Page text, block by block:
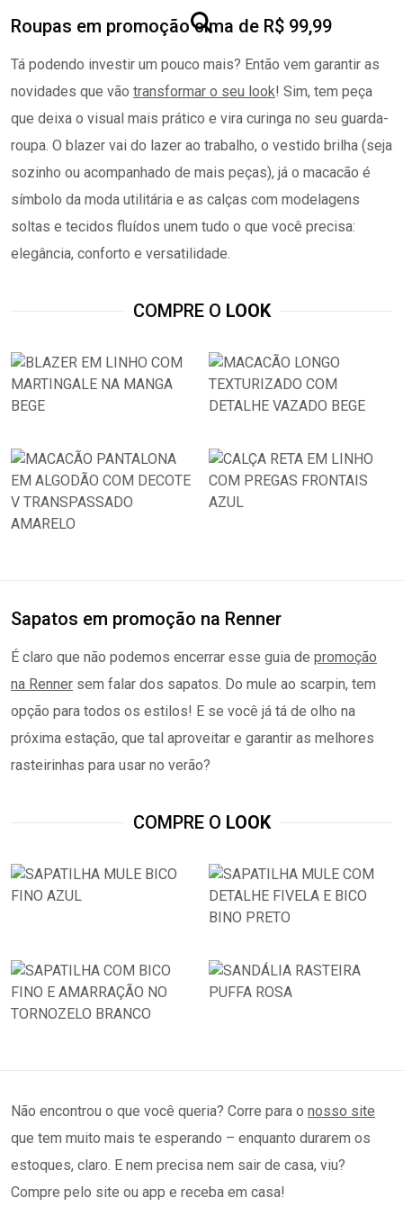
Roupas em promoção cima de R$ 99,99
Tá podendo investir um pouco mais? Então vem garantir as
novidades que vão transformar o seu look! Sim, tem peça
que deixa o visual mais prático e vira curinga no seu guarda-
roupa. O blazer vai do lazer ao trabalho, o vestido brilha (seja
sozinho ou acompanhado de mais peças), já o macacão é
símbolo da moda utilitária e as calças com modelagens
soltas e tecidos fluídos unem tudo o que você precisa:
elegância, conforto e versatilidade.
COMPRE O LOOK
Sapatos em promoção na Renner
É claro que não podemos encerrar esse guia de promoção
na Renner sem falar dos sapatos. Do mule ao scarpin, tem
opção para todos os estilos! E se você já tá de olho na
próxima estação, que tal aproveitar e garantir as melhores
rasteirinhas para usar no verão?
COMPRE O LOOK
Não encontrou o que você queria? Corre para o nosso site
que tem muito mais te esperando – enquanto durarem os
estoques, claro. E nem precisa nem sair de casa, viu?
Compre pelo site ou app e receba em casa!